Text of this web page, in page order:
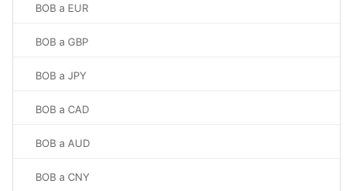
BOB a EUR
BOB a GBP
BOB a JPY
BOB a CAD
BOB a AUD
BOB a CNY